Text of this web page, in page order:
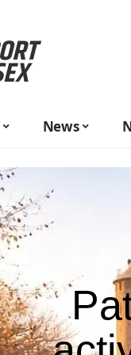
News